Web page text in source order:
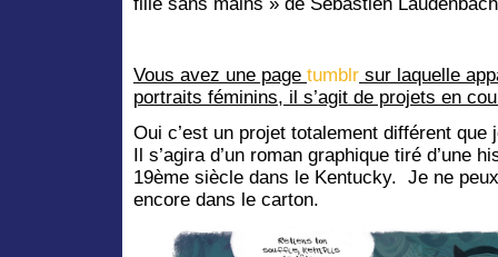
fille sans mains » de Sébastien
Vous avez une page tumblr sur laquelle
portraits féminins, il s’agit de projets en
Oui c’est un projet totalement différent
Il s’agira d’un roman graphique tiré d’une
19ème siècle dans le Kentucky. Je ne
encore dans le carton.